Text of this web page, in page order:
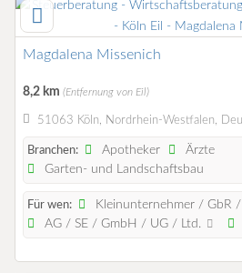
Magdalena Missenich
8,2 km (Entfernung von Eil)
51063 Köln, Nordrhein-Westfalen,
Branchen: Apotheker
Ärzte
Garten- und Landschaftsbau
Für wen:
Kleinunternehmer / GbR
AG / SE / GmbH / UG / Ltd.